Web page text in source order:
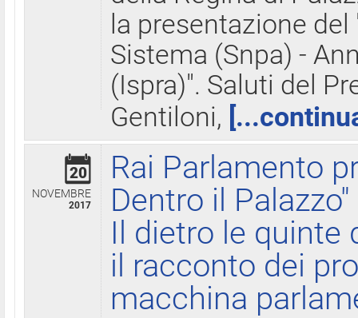
la presentazione
Sistema (Snpa) -
(Ispra)". Saluti del
Gentiloni,
20
NOVEMBRE
2017
Rai Parlamento
Dentro il Palazzo"
Il dietro le quinte
il racconto dei
macchina